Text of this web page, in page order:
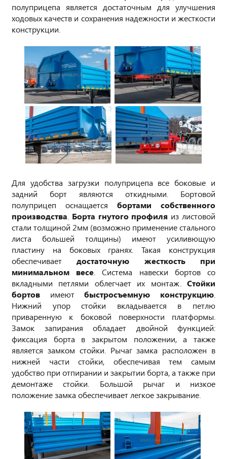
полуприцепа является достаточным для улучшения
ходовых качеств и сохранения надежности и жесткости
конструкции.
Для удобства загрузки полуприцепа все боковые и
задний борт являются откидными. Бортовой
полуприцеп оснащается бортами собственного
производства Борта гнутого профиля из листовой
стали толщиной 2мм (возможно применение стального
листа большей толщины) имеют усиливющую
пластину на боковых гранях. Такая конструкция
обеспечиваетдостаточную жесткость при
минимальном весе . Система навески бортов со
вкладными петлями облегчает их монтаж. Стойки
бортов имеютбыстросъемную конструкцию
Нижний упор стойки вкладывается в петлю
приваренную к боковой поверхности платформы.
Замок запирания обладает двойной функцией:
фиксация борта в закрытом положении, а также
является замком стойки. Рычаг замка расположен в
нижней части стойки, обеспечивая тем самым
удобство при отпирании и закрытии борта, а также при
демонтаже стойки. Большой рычаг и низкое
положение замка обеспечивает легкое закрывание.